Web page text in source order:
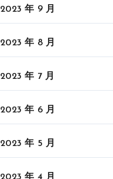
2023 年 9 月
2023 年 8 月
2023 年 7 月
2023 年 6 月
2023 年 5 月